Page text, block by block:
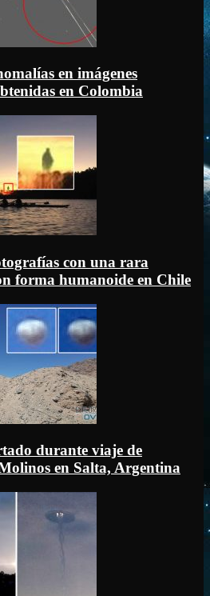
en imágenes
en Colombia
con una rara
forma humanoide en Chile
durante viaje de
en Salta, Argentina